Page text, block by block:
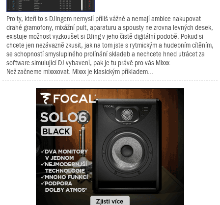
Pro ty, kteří to s DJingem nemyslí příliš vážně a nemají ambice nakupovat
drahé gramofony, mixážní pult, aparaturu a spousty ne zrovna levných desek,
existuje možnost vyzkoušet si DJing v jeho čistě digitální podobě. Pokud si
chcete jen nezávazně zkusit, jak na tom jste s rytmickým a hudebním cítěním,
se schopností smysluplného prolínání skladeb a nechcete hned utrácet za
software simulující DJ vybavení, pak je tu právě pro vás Mixxx.
Než začneme mixxxovat. Mixxx je klasickým příkladem...